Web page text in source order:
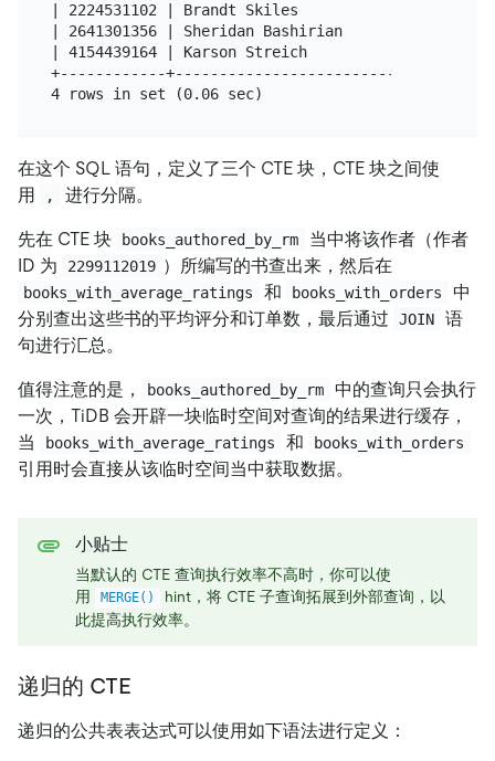
| 2224531102 | Brandt Skiles           |
| 2641301356 | Sheridan Bashirian      |
| 4154439164 | Karson Streich          |
+------------+-------------------------
在这个 SQL 语句，定义了三个 CTE 块，CTE 块之间使
用
, 进行分隔。
先在 CTE 块 books_authored_by_rm
当中将该作者（作者
ID 为
2299112019 ）所编写的书查出来，然后在
books_with_average_ratings 和 books_with_orders
中
分别查出这些书的平均评分和订单数，最后通过
JOIN
语
句进行汇总。
值得注意的是， books_authored_by_rm
中的查询只会执行
一次，TiDB 会开辟一块临时空间对查询的结果进行缓存，
当
books_with_average_ratings 和 books_with_orders
引用时会直接从该临时空间当中获取数据。
小贴士
当默认的 CTE 查询执行效率不高时，你可以使
用
MERGE()
hint，将 CTE 子查询拓展到外部查询，以
此提高执行效率。
递归的 CTE
递归的公共表表达式可以使用如下语法进行定义：